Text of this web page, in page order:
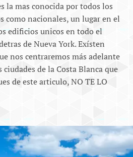
la mas conocida por todos los
como nacionales, un lugar en el
edificios unicos en todo el
de Nueva York. Exísten
nos centraremos más adelante
de la Costa Blanca que
de este articulo, NO TE LO